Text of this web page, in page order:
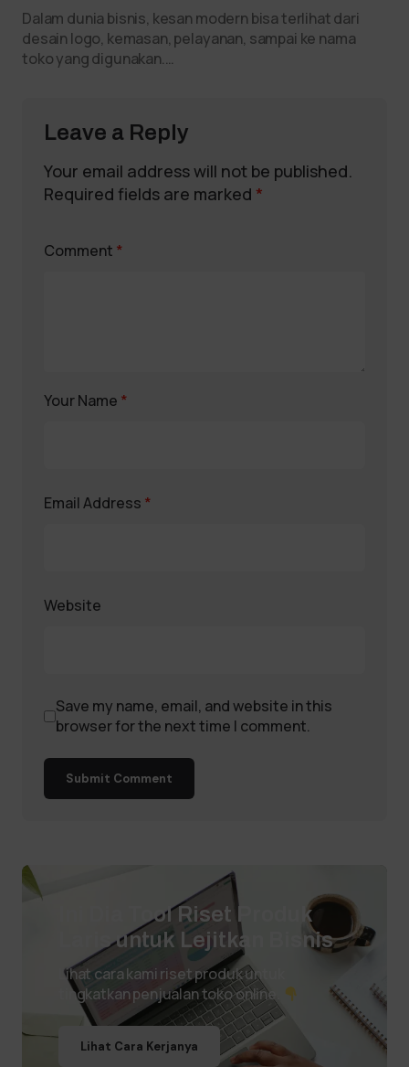
Dalam dunia bisnis, kesan modern bisa terlihat dari
desain logo, kemasan, pelayanan, sampai ke nama
toko yang digunakan.…
Leave a Reply
Your email address will not be published.
Required fields are marked *
Comment *
Your Name *
Email Address *
Website
Save my name, email, and website in this
browser for the next time I comment.
Submit Comment
Ini Dia Tool Riset Produk
Laris untuk Lejitkan Bisnis
Lihat cara kami riset produk untuk
tingkatkan penjualan toko online.
Lihat Cara Kerjanya